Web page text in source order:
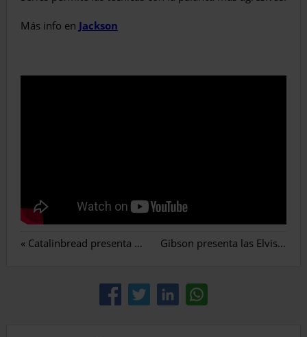
Más info en Jackson
« Catalinbread presenta el Many Worlds Gibson presenta las Elvis Dove y Elvis SJ-200